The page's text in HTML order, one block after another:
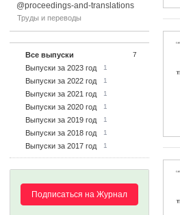
@proceedings-and-translations
Труды и переводы
Все выпуски 7
Выпуски за 2023 год 1
Выпуски за 2022 год 1
Выпуски за 2021 год 1
Выпуски за 2020 год 1
Выпуски за 2019 год 1
Выпуски за 2018 год 1
Выпуски за 2017 год 1
Подписаться на Журнал